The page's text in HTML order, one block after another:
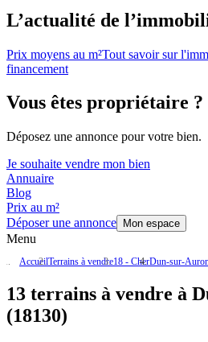
L’actualité de
Prix moyens au m²Tout savoir sur
financement
Vous êtes propriétaire ?
Déposez une annonce pour votre bien.
Je souhaite vendre mon bien
Annuaire
Blog
Prix au m²
Déposer une annonce
Mon espace
Menu
AccueilTerrains à vendre18 - CherDun-sur-
13 terrains à vendre à
(18130)